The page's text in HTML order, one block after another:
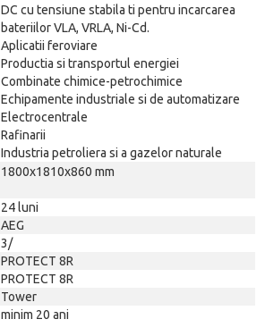
DC cu tensiune stabila ti pentru incarcarea
bateriilor VLA, VRLA, Ni-Cd.
Aplicatii feroviare
Productia si transportul energiei
Combinate chimice-petrochimice
Echipamente industriale si de automatizare
Electrocentrale
Rafinarii
Industria petroliera si a gazelor naturale
1800x1810x860 mm
24 luni
AEG
3/
PROTECT 8R
PROTECT 8R
Tower
minim 20 ani